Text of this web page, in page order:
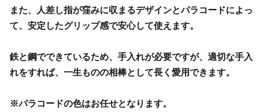
また、人差し指が窪みに収まるデザインとパラコードによっ
て、安定したグリップ感で安心して使えます。
鉄と鋼でできているため、手入れが必要ですが、適切な手入
れをすれば、一生ものの相棒として長く愛用できます。
※パラコードの色はお任せとなります。